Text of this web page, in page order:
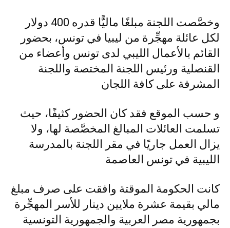
وخصَّصت اللجنة مبلغًا ماليًّا قدره 400 دولار
لكل عائلة مهجِّرة من ليبيا في تونس، بحضور
القائم بالأعمال الليبي لدى تونس وأعضاء من
القنصلية ورئيس اللجنة المختصة واللجنة
المشرفة على كافة اللجان
و حسب الموقع فقد كان الحضور كثيفًا، حيث
تسلمت العائلات المبالغ المخصَّصة لها، ولا
يزال العمل جاريًا في مقر اللجنة بالمدرسة
الليبية في تونس العاصمة
كانت الحكومة الموقتة وافقت على صرف مبلغ
مالي بقيمة عشرة ملايين دينار للأسر المهجِّرة
بجمهورية مصر العربية والجمهورية التونسية